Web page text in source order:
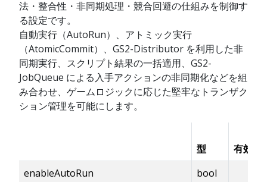
法・整合性・非同期処理・競合回避の仕組みを制御す
る設定です。
自動実行（AutoRun）、アトミック実行
（AtomicCommit）、GS2-Distributor を利用した非
同期実行、スクリプト結果の一括適用、GS2-
JobQueue による入手アクションの非同期化などを組
み合わせ、ゲームロジックに応じた堅牢なトランザク
ション管理を可能にします。
型
有効化
enableAutoRun
bool